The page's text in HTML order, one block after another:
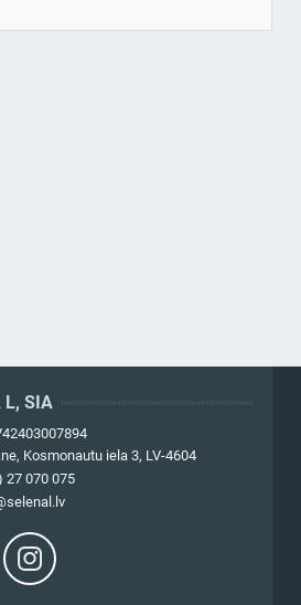
L, SIA
Kosmonautu iela 3, LV-4604
27 070 075